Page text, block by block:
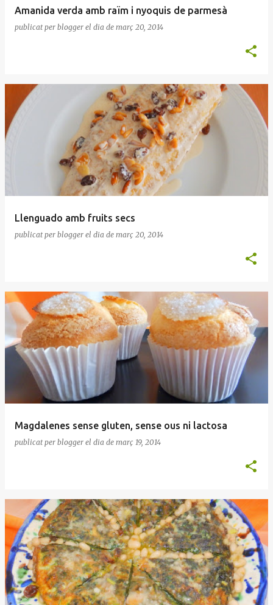
Amanida verda amb raïm i nyoquis de parmesà
publicat per blogger el dia de març 20, 2014
Llenguado amb fruits secs
publicat per blogger el dia de març 20, 2014
Magdalenes sense gluten, sense ous ni lactosa
publicat per blogger el dia de març 19, 2014